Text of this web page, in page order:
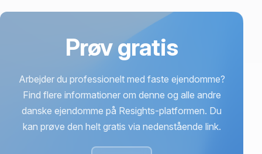
Prøv gratis
Arbejder du professionelt med faste ejendomme?
Find flere informationer om denne og alle andre
danske ejendomme på Resights-platformen. Du
kan prøve den helt gratis via nedenstående link.